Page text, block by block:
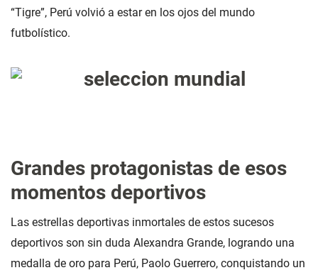
“Tigre”, Perú volvió a estar en los ojos del mundo
futbolístico.
Grandes protagonistas de esos
momentos deportivos
Las estrellas deportivas inmortales de estos sucesos
deportivos son sin duda Alexandra Grande, logrando una
medalla de oro para Perú, Paolo Guerrero, conquistando un